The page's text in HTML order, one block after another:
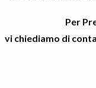
Per
vi chiediamo di